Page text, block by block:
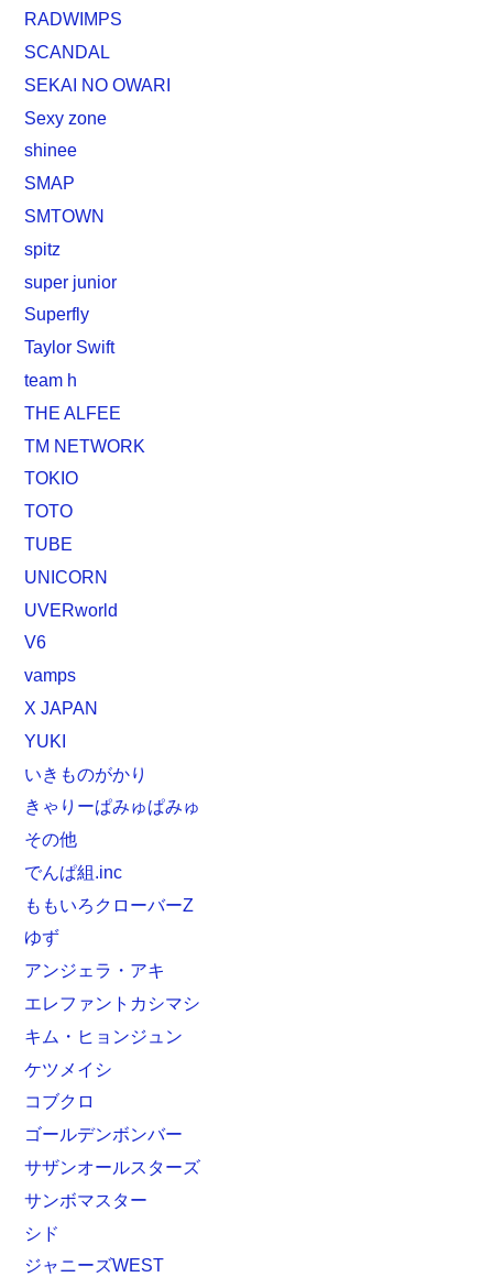
RADWIMPS
SCANDAL
SEKAI NO OWARI
Sexy zone
shinee
SMAP
SMTOWN
spitz
super junior
Superfly
Taylor Swift
team h
THE ALFEE
TM NETWORK
TOKIO
TOTO
TUBE
UNICORN
UVERworld
V6
vamps
X JAPAN
YUKI
いきものがかり
きゃりーぱみゅぱみゅ
その他
でんぱ組.inc
ももいろクローバーZ
ゆず
アンジェラ・アキ
エレファントカシマシ
キム・ヒョンジュン
ケツメイシ
コブクロ
ゴールデンボンバー
サザンオールスターズ
サンボマスター
シド
ジャニーズWEST